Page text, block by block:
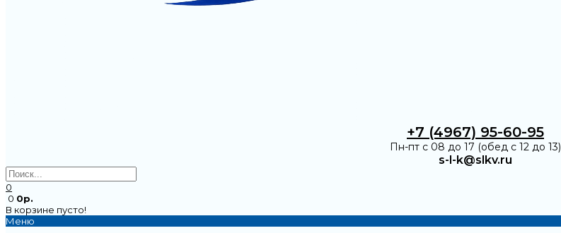
+7 (4967) 95-60-95
Пн-пт с 08 до 17 (обед с 12 до 13)
s-l-k@slkv.ru
0
0 0р.
В корзине пусто!
Меню